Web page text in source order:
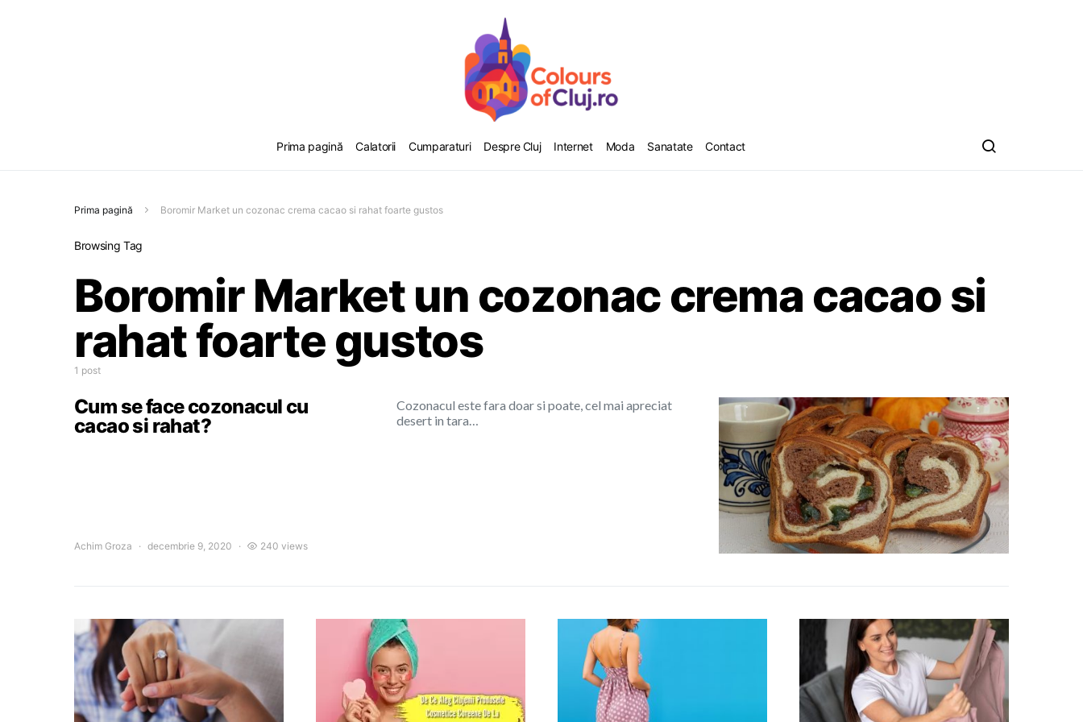
Prima pagină Calatorii Cumparaturi Despre Cluj Internet Moda Sanatate Contact
Prima pagină Boromir Market un cozonac crema cacao si rahat foarte gustos
Browsing Tag
Boromir Market un cozonac crema cacao si
rahat foarte gustos
1 post
Cum se face cozonacul cu
cacao si rahat?
Cozonacul este fara doar si poate, cel mai apreciat
desert in tara…
Achim Groza decembrie 9, 2020 240 views